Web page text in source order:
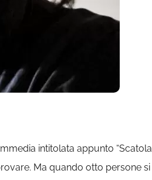
intitolata appunto “Scatola
Ma quando otto persone si